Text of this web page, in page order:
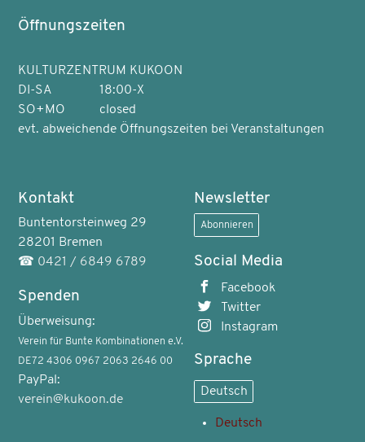
Öffnungszeiten
KULTURZENTRUM KUKOON
DI-SA
18:00-X
SO+MO
closed
evt. abweichende Öffnungszeiten bei Veranstaltungen
Kontakt
Buntentorsteinweg 29
28201 Bremen
☎ 0421 / 6849 6789
Spenden
Überweisung:
Verein für Bunte Kombinationen e.V.
DE72 4306 0967 2063 2646 00
PayPal:
verein@kukoon.de
Newsletter
Abonnieren
Social Media
Facebook
Twitter
Instagram
Sprache
Deutsch
Deutsch